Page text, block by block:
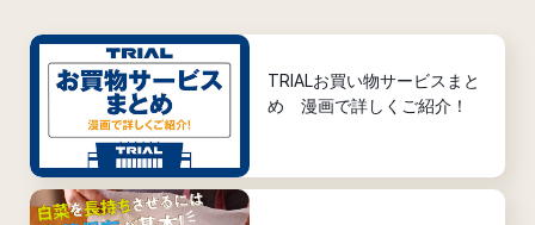
TRIALお買い物サービスまと
め 漫画で詳しくご紹介！